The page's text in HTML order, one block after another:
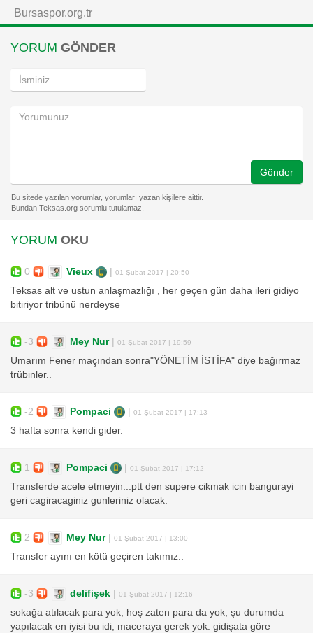
Bursaspor.org.tr
YORUM GÖNDER
Gönder
YORUM OKU
0 Vieux 01 Şubat 2017 | 20:50
Teksas alt ve ustun anlaşmazlığı , her geçen gün daha ileri gidiyo
bitiriyor tribünü nerdeyse
-3 Mey Nur| 01 Şubat 2017 | 19:59
Umarım Fener maçından sonra"YÖNETİM İSTİFA" diye bağırmaz
trübinler..
-2 Pompaci 01 Şubat 2017 | 17:13
3 hafta sonra kendi gider.
1 Pompaci 01 Şubat 2017 | 17:12
Transferde acele etmeyin...ptt den supere cikmak icin bangurayi
geri cagiracaginiz gunleriniz olacak.
2 Mey Nur| 01 Şubat 2017 | 13:00
Transfer ayını en kötü geçiren takımız..
-3 delifişek 01 Şubat 2017 | 12:16
sokağa atılacak para yok, hoş zaten para da yok, şu durumda
yapılacak en iyisi bu idi, maceraya gerek yok. gidişata göre